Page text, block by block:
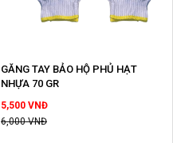
GĂNG TAY BẢO HỘ PHỦ HẠT
NHỰA 70 GR
5,500 VNĐ
6,000 VNĐ